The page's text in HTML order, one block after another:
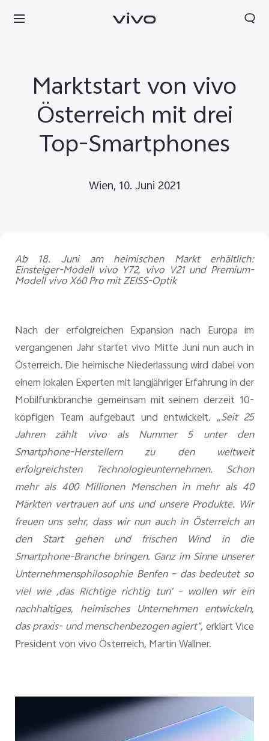
Marktstart von vivo
Österreich mit drei
Top-Smartphones
Wien, 10. Juni 2021
Ab 18. Juni am heimischen Markt erhältlich:
Einsteiger-Modell vivo Y72, vivo V21 und Premium-
Modell vivo X60 Pro mit ZEISS-Optik
Nach der erfolgreichen Expansion nach Europa im
vergangenen Jahr startet vivo Mitte Juni nun auch in
Österreich. Die heimische Niederlassung wird dabei von
einem lokalen Experten mit langjähriger Erfahrung in der
Mobilfunkbranche gemeinsam mit seinem derzeit 10-
köpfigen Team aufgebaut und entwickelt.„Seit 25
Jahren zählt vivo als Nummer 5 unter den
Smartphone-Herstellern zu den weltweit
erfolgreichsten Technologieunternehmen. Schon
mehr als 400 Millionen Menschen in mehr als 40
Märkten vertrauen auf uns und unsere Produkte. Wir
freuen uns sehr, dass wir nun auch in Österreich an
den Start gehen und frischen Wind in die
Smartphone-Branche bringen. Ganz im Sinne unserer
Unternehmensphilosophie Benfen – das bedeutet so
viel wie ‚das Richtige richtig tun' – wollen wir ein
nachhaltiges, heimisches Unternehmen entwickeln,
das praxis- und menschenbezogen agiert", erklärt Vice
President von vivo Österreich, Martin Wallner.